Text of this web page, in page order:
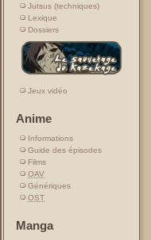
Jutsus (techniques)
Lexique
Dossiers
Jeux vidéo
Anime
Informations
Guide des épisodes
Films
OAV
Génériques
OST
Manga